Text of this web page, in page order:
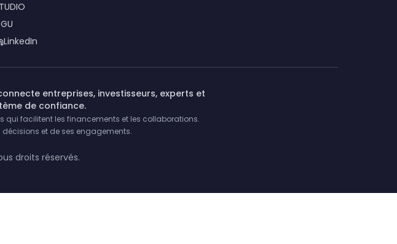
LinkedIn
entreprises, investisseurs, experts et
de confiance.
qui facilitent les financements et les collaborations.
et de ses engagements.
droits réservés.